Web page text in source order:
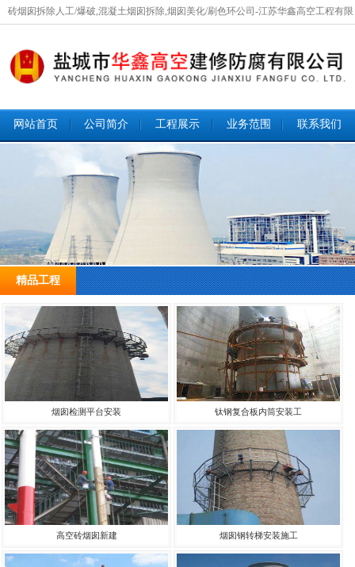
砖烟囱拆除人工/爆破,混凝土烟囱拆除,烟囱美化/刷色环公司-江苏华鑫高空工程有限
网站首页 公司简介 工程展示 业务范围 联系我们
1 / 4
精品工程
烟囱检测平台安装 钛钢复合板内筒安装工
高空砖烟囱新建 烟囱钢转梯安装施工